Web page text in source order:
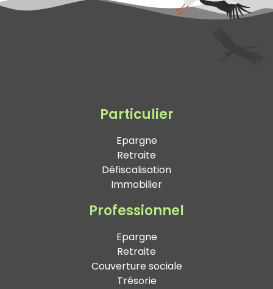
Particulier
Epargne
Retraite
Défiscalisation
Immobilier
Professionnel
Epargne
Retraite
Couverture sociale
Trésorie